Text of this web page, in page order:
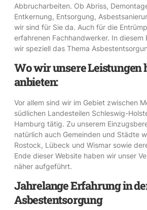
Abbrucharbeiten. Ob Abriss,
Entkernung, Entsorgung,
wir sind für Sie da. Auch für die
erfahrenen Fachhandwerker. In diesem
wir speziell das Thema
Wo wir unsere Leistungen
anbieten:
Vor allem sind wir im Gebiet zwischen
südlichen Landesteilen Schleswig-
Hamburg tätig. Zu unserem
natürlich auch Gemeinden und Städte
Rostock, Lübeck und Wismar sowie
Ende dieser Website haben wir unser
näher aufgeführt.
Jahrelange Erfahrung in
Asbestentsorgung